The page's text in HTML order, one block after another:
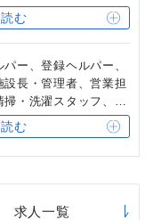
、清掃・洗濯スタッ
を必要としない職種
む
ー、登録ヘルパー、
長・管理者、営業担
・洗濯スタッフ、宿
む
求人一覧